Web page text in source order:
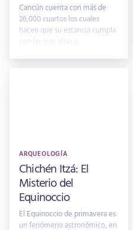
Cancún cuenta con más de
26,000 cuartos los cuales
hacen que su estancia cumpla
con las más altas e
ARQUEOLOGÍA
Chichén Itzá: El
Misterio del
Equinoccio
El Equinoccio de primavera es
un fenómeno astronómico, en